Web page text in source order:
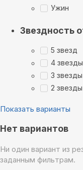
Ужин
Звездность
5 звезд
4 звезды
3 звезды
2 звезды
Показать варианты
Нет вариантов
Ни один вариант из
заданным фильтрам.